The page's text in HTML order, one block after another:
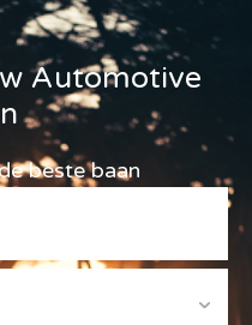
Automotive
beste baan